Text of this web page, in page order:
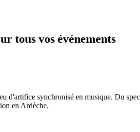
tous vos événements
d'artifice synchronisé en musique. Du
en Ardèche.